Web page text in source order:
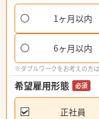
1ヶ月以内
6ヶ月以内
※ダブルワークをお考えの方
希望雇用形態 必須
正社員